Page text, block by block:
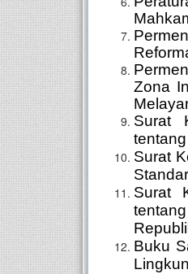
Zona
Surat
Surat
Surat
Buku